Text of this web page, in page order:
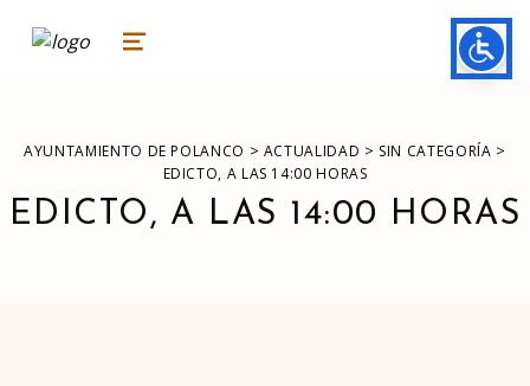
ayuntamiento de polanco
AYUNTAMIENTO DE POLANCO MENU
AYUNTAMIENTO DE POLANCO > ACTUALIDAD > SIN CATEGORÍA >
EDICTO, A LAS 14:00 HORAS
EDICTO, A LAS 14:00 HORAS